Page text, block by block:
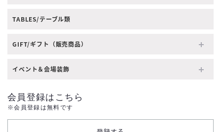
TABLES/テーブル類
GIFT/ギフト（販売商品）
イベント＆会場装飾
会員登録はこちら
※会員登録は無料です